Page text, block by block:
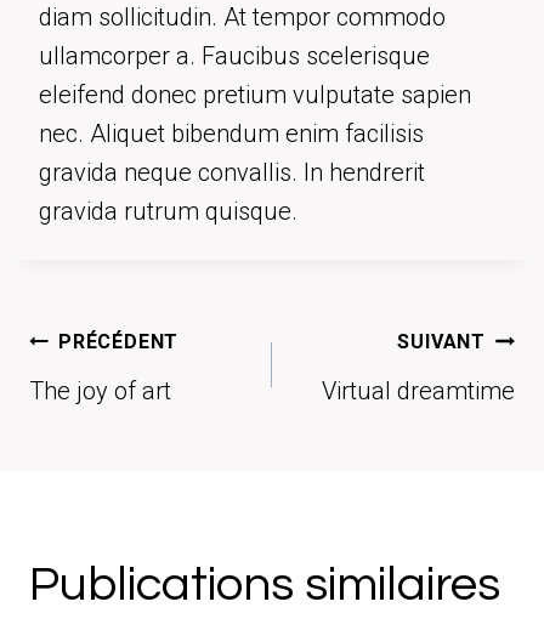
diam sollicitudin. At tempor commodo
ullamcorper a. Faucibus scelerisque
eleifend donec pretium vulputate sapien
nec. Aliquet bibendum enim facilisis
gravida neque convallis. In hendrerit
gravida rutrum quisque.
Navigation
de
PRÉCÉDENT
The joy of art
SUIVANT
Virtual dreamtime
Publications similaires